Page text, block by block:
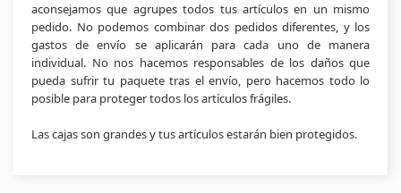
aconsejamos que agrupes todos tus artículos en un mismo
pedido. No podemos combinar dos pedidos diferentes, y los
gastos de envío se aplicarán para cada uno de manera
individual. No nos hacemos responsables de los daños que
pueda sufrir tu paquete tras el envío, pero hacemos todo lo
posible para proteger todos los artículos frágiles.
Las cajas son grandes y tus artículos estarán bien protegidos.